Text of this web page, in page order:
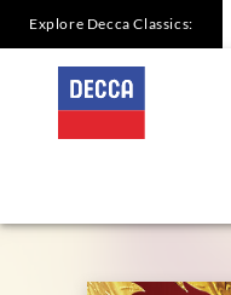
PUCCINI
Turandot
Bocelli,
Explore Decca Classics: